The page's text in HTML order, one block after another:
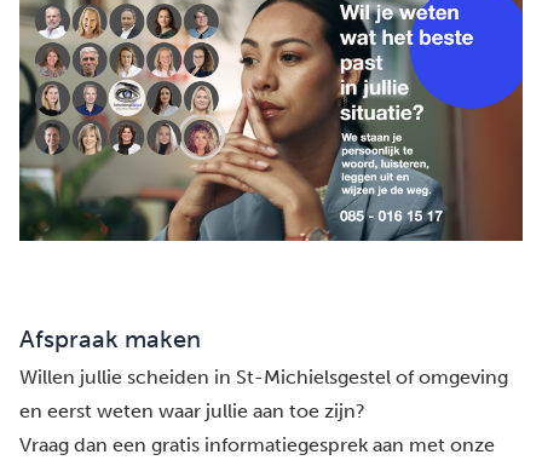
Afspraak maken
Willen jullie scheiden in St-Michielsgestel of omgeving
en eerst weten waar jullie aan toe zijn?
Vraag dan een gratis informatiegesprek aan met onze